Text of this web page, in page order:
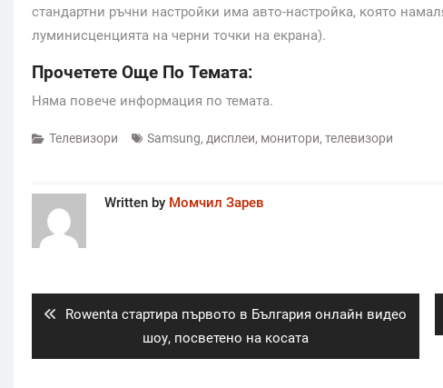
стандартни ръчни настройки има авто-настройка, която
луминисценцията на черни точки на екрана).
Прочетете Още По Темата:
Няма повече информация по темата.
Телевизори Samsung, дисплеи, монитори, телевизори
Written by Момчил Зарев
Previous
Rowenta стартира първото в България онлайн видео
шоу, посветено на косата